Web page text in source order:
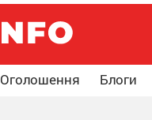
Оголошення Блоги